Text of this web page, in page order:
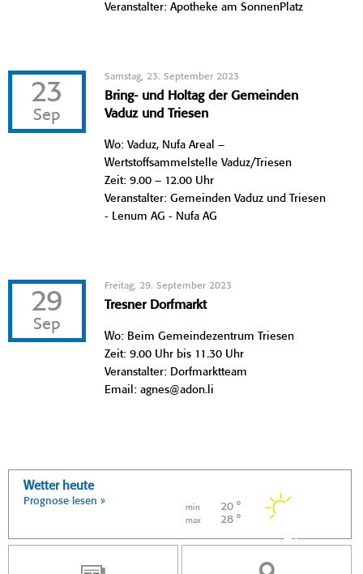
Veranstalter: Apotheke am SonnenPlatz
23
Sep
Samstag, 23. September 2023
Bring- und Holtag der Gemeinden
Vaduz und Triesen
Wo: Vaduz, Nufa Areal –
Wertstoffsammelstelle Vaduz/Triesen
Zeit: 9.00 – 12.00 Uhr
Veranstalter: Gemeinden Vaduz und Triesen
- Lenum AG - Nufa AG
29
Sep
Freitag, 29. September 2023
Tresner Dorfmarkt
Wo: Beim Gemeindezentrum Triesen
Zeit: 9.00 Uhr bis 11.30 Uhr
Veranstalter: Dorfmarktteam
Email: agnes@adon.li
Wetter heute
Prognose lesen »
min 20 °
max 28 °